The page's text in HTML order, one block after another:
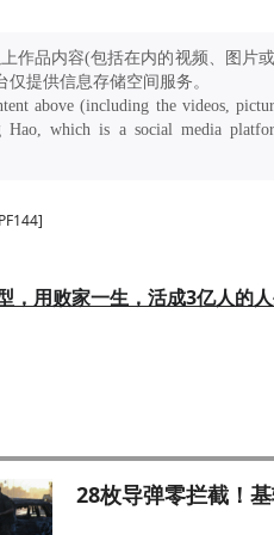
作品内容(包括在内的视频、图片
仅提供信息存储空间服务。
above (including the videos,
Hao, which is a social media
，用败家一生，活成3亿人的
28枚导弹零拦截！